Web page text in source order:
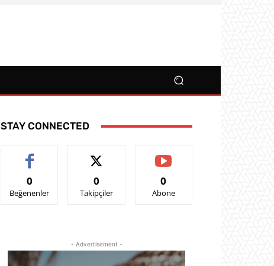
STAY CONNECTED
0
Beğenenler
0
Takipçiler
0
Abone
- Advertisement -